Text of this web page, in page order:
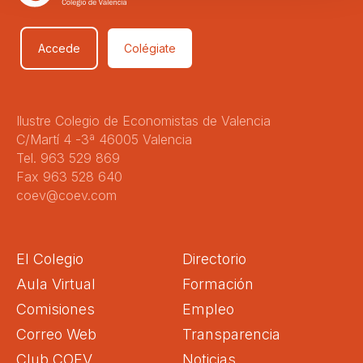
Accede Colégiate
Ilustre Colegio de Economistas de Valencia
C/Martí 4 -3ª 46005 Valencia
Tel. 963 529 869
Fax 963 528 640
coev@coev.com
El Colegio
Directorio
Aula Virtual
Formación
Comisiones
Empleo
Correo Web
Transparencia
Club COEV
Noticias